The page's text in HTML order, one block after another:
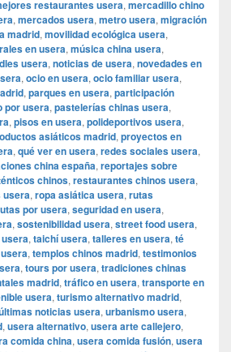
restaurantes usera, mercadillo chino
, mercados usera, metro usera, migración
madrid, movilidad ecológica usera,
en usera, música china usera,
usera, noticias de usera, novedades en
, ocio en usera, ocio familiar usera,
, parques en usera, participación
por usera, pastelerías chinas usera,
, pisos en usera, polideportivos usera,
asiáticos madrid, proyectos en
, qué ver en usera, redes sociales usera,
china españa, reportajes sobre
chinos, restaurantes chinos usera,
usera, ropa asiática usera, rutas
por usera, seguridad en usera,
, sostenibilidad usera, street food usera,
, taichí usera, talleres en usera, té
, templos chinos madrid, testimonios
, tours por usera, tradiciones chinas
madrid, tráfico en usera, transporte en
usera, turismo alternativo madrid,
noticias usera, urbanismo usera,
, usera alternativo, usera arte callejero,
comida china, usera comida fusión, usera